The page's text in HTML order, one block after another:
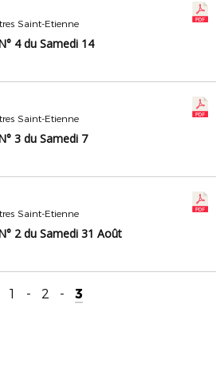
Saint-Etienne
4 du Samedi 14
Saint-Etienne
3 du Samedi 7
Saint-Etienne
2 du Samedi 31 Août
1 - 2 - 3